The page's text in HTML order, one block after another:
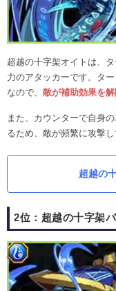
超越の十字架オイトは、
力のアタッカーです。タ
なので、 敵が補助効果を
また、カウンターで自身
るため、敵が頻繁に攻撃
超越の
2位：超越の十字架